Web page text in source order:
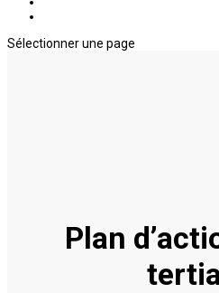
Sélectionner une page
Plan